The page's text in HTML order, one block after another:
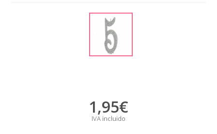
1,95€
IVA incluido